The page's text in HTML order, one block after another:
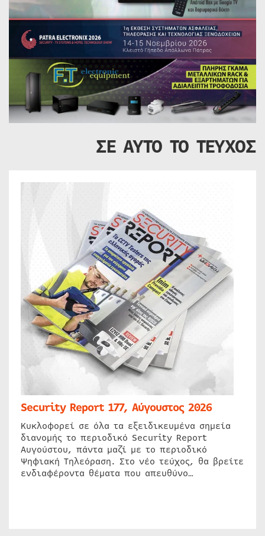
ΣΕ ΑΥΤΟ ΤΟ ΤΕΥΧΟΣ
Security Report 177, Αύγουστος 2026
Κυκλοφορεί σε όλα τα εξειδικευμένα σημεία
διανομής το περιοδικό Security Report
Αυγούστου, πάντα μαζί με το περιοδικό
Ψηφιακή Τηλεόραση. Στο νέο τεύχος, θα βρείτε
ενδιαφέροντα θέματα που απευθύνο…